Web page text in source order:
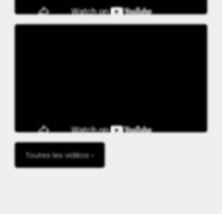
Toutes les vidéos •